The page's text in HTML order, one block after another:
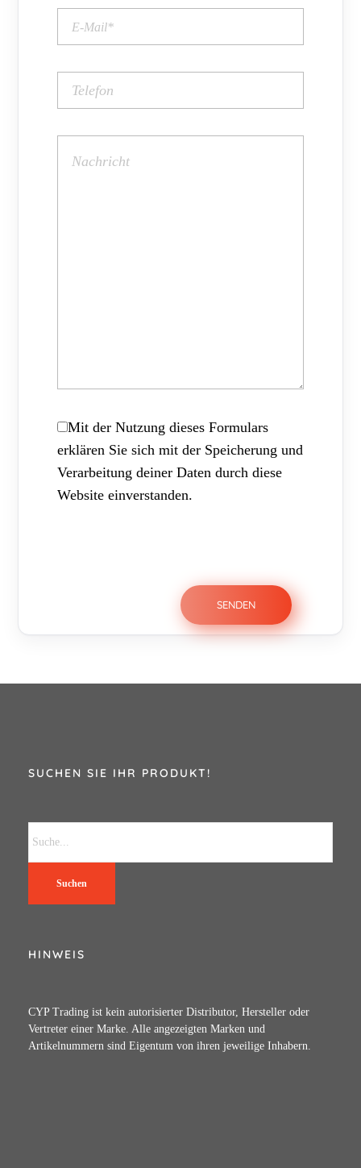
Mit der Nutzung dieses Formulars
erklären Sie sich mit der Speicherung und
Verarbeitung deiner Daten durch diese
Website einverstanden.
SUCHEN SIE IHR PRODUKT!
Suchen
HINWEIS
CYP Trading ist kein autorisierter Distributor, Hersteller oder
Vertreter einer Marke. Alle angezeigten Marken und
Artikelnummern sind Eigentum von ihren jeweilige Inhabern.